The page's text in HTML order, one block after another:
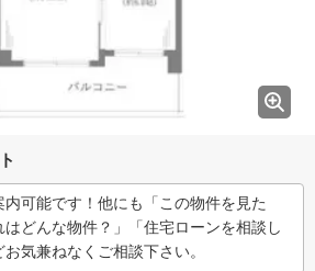
内可能です！他にも「この物件を見た
はどんな物件？」「住宅ローンを相談し
気兼ねなくご相談下さい。